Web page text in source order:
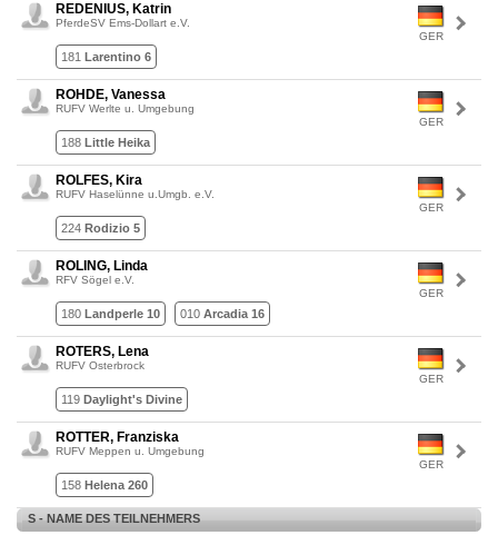
GER
REDENIUS, Katrin
PferdeSV Ems-Dollart e.V.
181 Larentino 6
GER
ROHDE, Vanessa
RUFV Werlte u. Umgebung
188 Little Heika
GER
ROLFES, Kira
RUFV Haselünne u.Umgb. e.V.
224 Rodizio 5
GER
ROLING, Linda
RFV Sögel e.V.
180 Landperle 10 010 Arcadia 16
GER
ROTERS, Lena
RUFV Osterbrock
119 Daylight's Divine
GER
ROTTER, Franziska
RUFV Meppen u. Umgebung
158 Helena 260
S - NAME DES TEILNEHMERS